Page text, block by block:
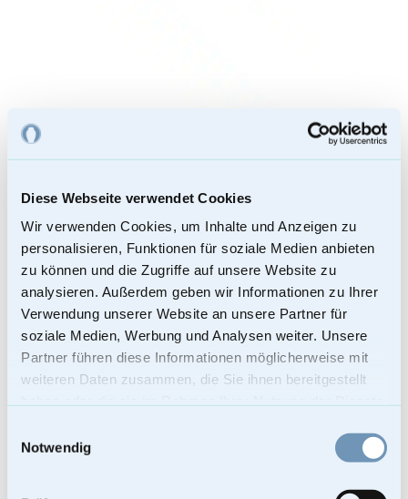
Diese Webseite verwendet Cookies
Wir verwenden Cookies, um Inhalte und Anzeigen zu
personalisieren, Funktionen für soziale Medien anbieten
zu können und die Zugriffe auf unsere Website zu
analysieren. Außerdem geben wir Informationen zu Ihrer
Verwendung unserer Website an unsere Partner für
soziale Medien, Werbung und Analysen weiter. Unsere
Partner führen diese Informationen möglicherweise mit
weiteren Daten zusammen, die Sie ihnen bereitgestellt
Notwendig
Braune Katzenurne schlafend mit Flügeln Alumi...
Enthält 19% Mehrwertsteuer
Kostenloser Versand
Bei Lieferungen in Nicht-EU-Länder können zusätzliche Zölle, Steuern
und Gebühren anfallen.